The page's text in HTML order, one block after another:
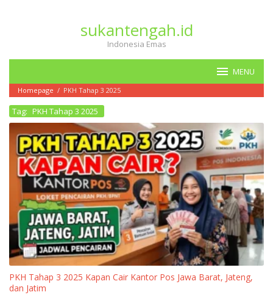
sukantengah.id
Indonesia Emas
MENU
Homepage / PKH Tahap 3 2025
Tag: PKH Tahap 3 2025
PKH Tahap 3 2025 Kapan Cair Kantor Pos Jawa Barat, Jateng,
dan Jatim